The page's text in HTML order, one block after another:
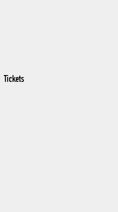
Tickets